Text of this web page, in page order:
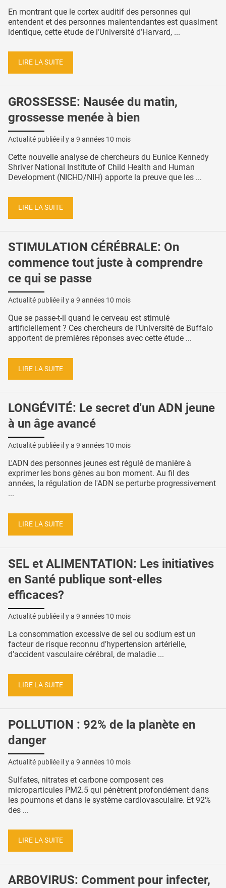
En montrant que le cortex auditif des personnes qui
entendent et des personnes malentendantes est quasiment
identique, cette étude de l’Université d’Harvard, ...
LIRE LA SUITE
GROSSESSE: Nausée du matin,
grossesse menée à bien
Actualité publiée il y a 9 années 10 mois
Cette nouvelle analyse de chercheurs du Eunice Kennedy
Shriver National Institute of Child Health and Human
Development (NICHD/NIH) apporte la preuve que les ...
LIRE LA SUITE
STIMULATION CÉRÉBRALE: On
commence tout juste à comprendre
ce qui se passe
Actualité publiée il y a 9 années 10 mois
Que se passe-t-il quand le cerveau est stimulé
artificiellement ? Ces chercheurs de l’Université de Buffalo
apportent de premières réponses avec cette étude ...
LIRE LA SUITE
LONGÉVITÉ: Le secret d'un ADN jeune
à un âge avancé
Actualité publiée il y a 9 années 10 mois
L'ADN des personnes jeunes est régulé de manière à
exprimer les bons gènes au bon moment. Au fil des
années, la régulation de l'ADN se perturbe progressivement
...
LIRE LA SUITE
SEL et ALIMENTATION: Les initiatives
en Santé publique sont-elles
efficaces?
Actualité publiée il y a 9 années 10 mois
La consommation excessive de sel ou sodium est un
facteur de risque reconnu d’hypertension artérielle,
d’accident vasculaire cérébral, de maladie ...
LIRE LA SUITE
POLLUTION : 92% de la planète en
danger
Actualité publiée il y a 9 années 10 mois
Sulfates, nitrates et carbone composent ces
microparticules PM2.5 qui pénètrent profondément dans
les poumons et dans le système cardiovasculaire. Et 92%
des ...
LIRE LA SUITE
ARBOVIRUS: Comment pour infecter,